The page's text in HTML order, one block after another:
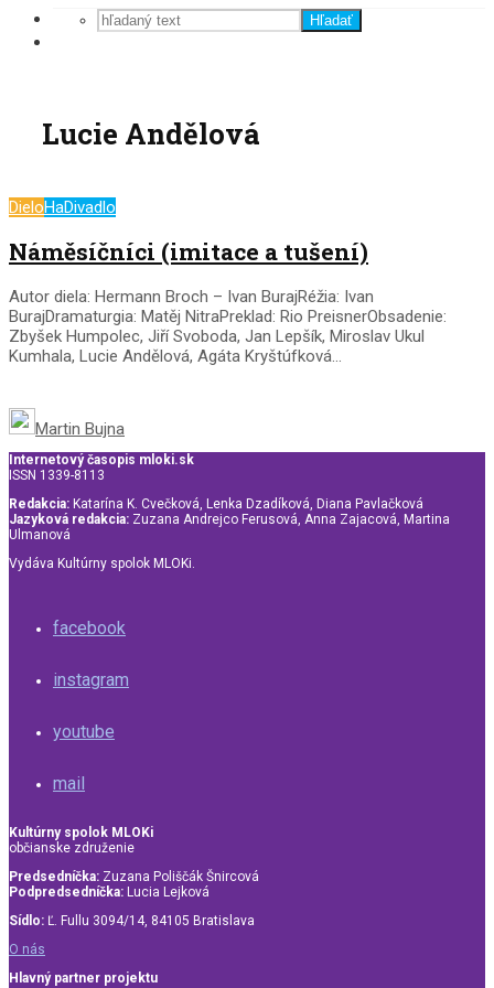
Hľadať
Lucie Andělová
DieloHaDivadlo
Náměsíčníci (imitace a tušení)
Autor diela: Hermann Broch – Ivan BurajRéžia: Ivan
BurajDramaturgia: Matěj NitraPreklad: Rio PreisnerObsadenie:
Zbyšek Humpolec, Jiří Svoboda, Jan Lepšík, Miroslav Ukul
Kumhala, Lucie Andělová, Agáta Kryštúfková...
Martin Bujna
Internetový časopis mloki.sk
ISSN 1339-8113
Redakcia: Katarína K. Cvečková, Lenka Dzadíková, Diana Pavlačková
Jazyková redakcia: Zuzana Andrejco Ferusová, Anna Zajacová, Martina
Ulmanová
Vydáva Kultúrny spolok MLOKi.
facebook
instagram
youtube
mail
Kultúrny spolok MLOKi
občianske združenie
Predsedníčka: Zuzana Poliščák Šnircová
Podpredsedníčka: Lucia Lejková
Sídlo: Ľ. Fullu 3094/14, 84105 Bratislava
O nás
Hlavný partner projektu